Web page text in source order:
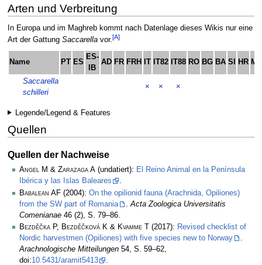
Arten und Verbreitung
In Europa und im Maghreb kommt nach Datenlage dieses Wikis nur eine
Art der Gattung Saccarellavor.[A]
Name PT ES
ES-
IB
AD FR FRH IT IT82 IT88 RO BG BA SI HR ME
Saccarella
schilleri
× × ×
Legende/Legend & Features
Quellen
Quellen der Nachweise
Angel M & Zarazaga A (undatiert): El Reino Animal en la Península
Ibérica y las Islas Baleares
.
Babalean AF (2004): On the opilionid fauna (Arachnida, Opiliones)
from the SW part of Romania
Acta Zoologica Universitatis
Comenianae 46 (2), S. 79–86.
Bezděčka P, Bezděčková K & Kvamme T
(2017): Revised checklist of
Nordic harvestmen (Opiliones) with five species new to Norway
.
Arachnologische Mitteilungen 54, S. 59–62,
doi:10.5431/aramit5413
.